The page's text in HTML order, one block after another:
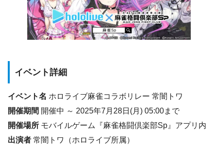
イベント詳細
イベント名 ホロライブ麻雀コラボリレー 常闇トワ
開催期間 開催中 ～ 2025年7月28日(月) 05:00まで
開催場所 モバイルゲーム『麻雀格闘倶楽部Sp』アプリ内
出演者 常闇トワ（ホロライブ所属）